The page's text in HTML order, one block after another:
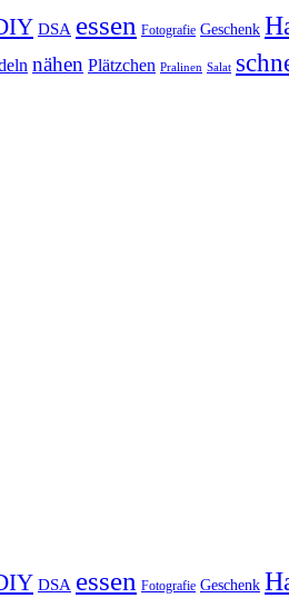
DSA essen Fotografie Geschenk
nähen Plätzchen Pralinen Salat
DSA essen Fotografie Geschenk